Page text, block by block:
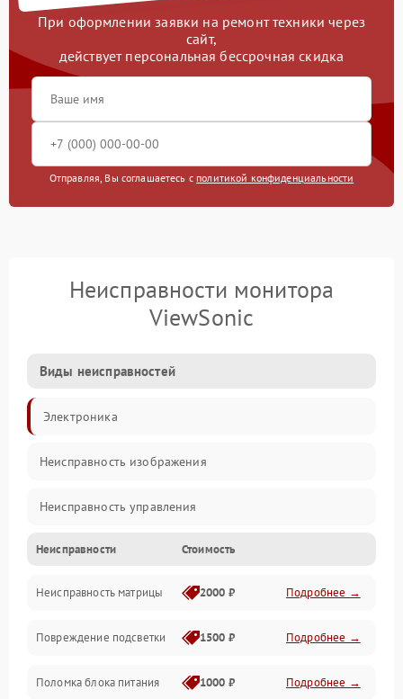
При оформлении заявки на ремонт техники через
сайт,
действует персональная бессрочная скидка
Отправляя, Вы соглашаетесь с политикой конфиденциальности
Неисправности монитора
ViewSonic
Виды неисправностей
Электроника
Неисправность изображения
Неисправность управления
Неисправность интерфейсов
Прочие неисправности
Неисправность звука
Механические повреждения
Неисправности Стоимость
Неисправность матрицы 2000 ₽ Подробнее →
Повреждение подсветки 1500 ₽ Подробнее →
Поломка блока питания 1000 ₽ Подробнее →